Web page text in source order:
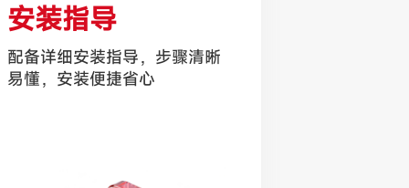
安装指导
配备详细安装指导，步骤清晰
易懂，安装便捷省心